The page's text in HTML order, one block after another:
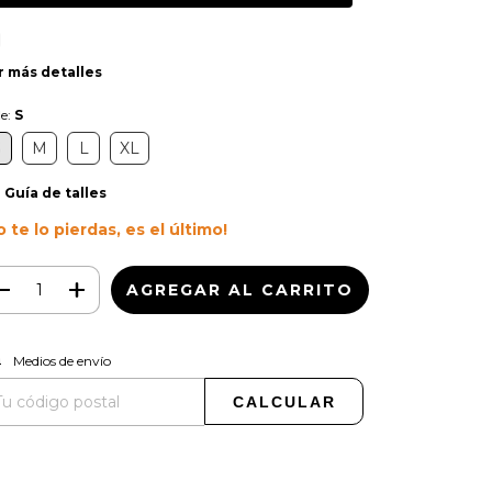
más detalles
S
M L XL
Guía de talles
te lo pierdas, es el último!
para el CP:
Medios de envío
CALCULAR